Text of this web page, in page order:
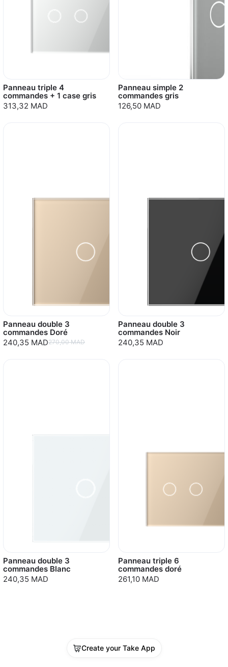
Panneau triple 4
commandes + 1 case gris
313,32 MAD
Panneau simple 2
commandes gris
126,50 MAD
Panneau double 3
commandes Doré
240,35 MAD270,00 MAD
Panneau double 3
commandes Noir
240,35 MAD
Panneau double 3
commandes Blanc
240,35 MAD
Panneau triple 6
commandes doré
261,10 MAD
Create your Take App